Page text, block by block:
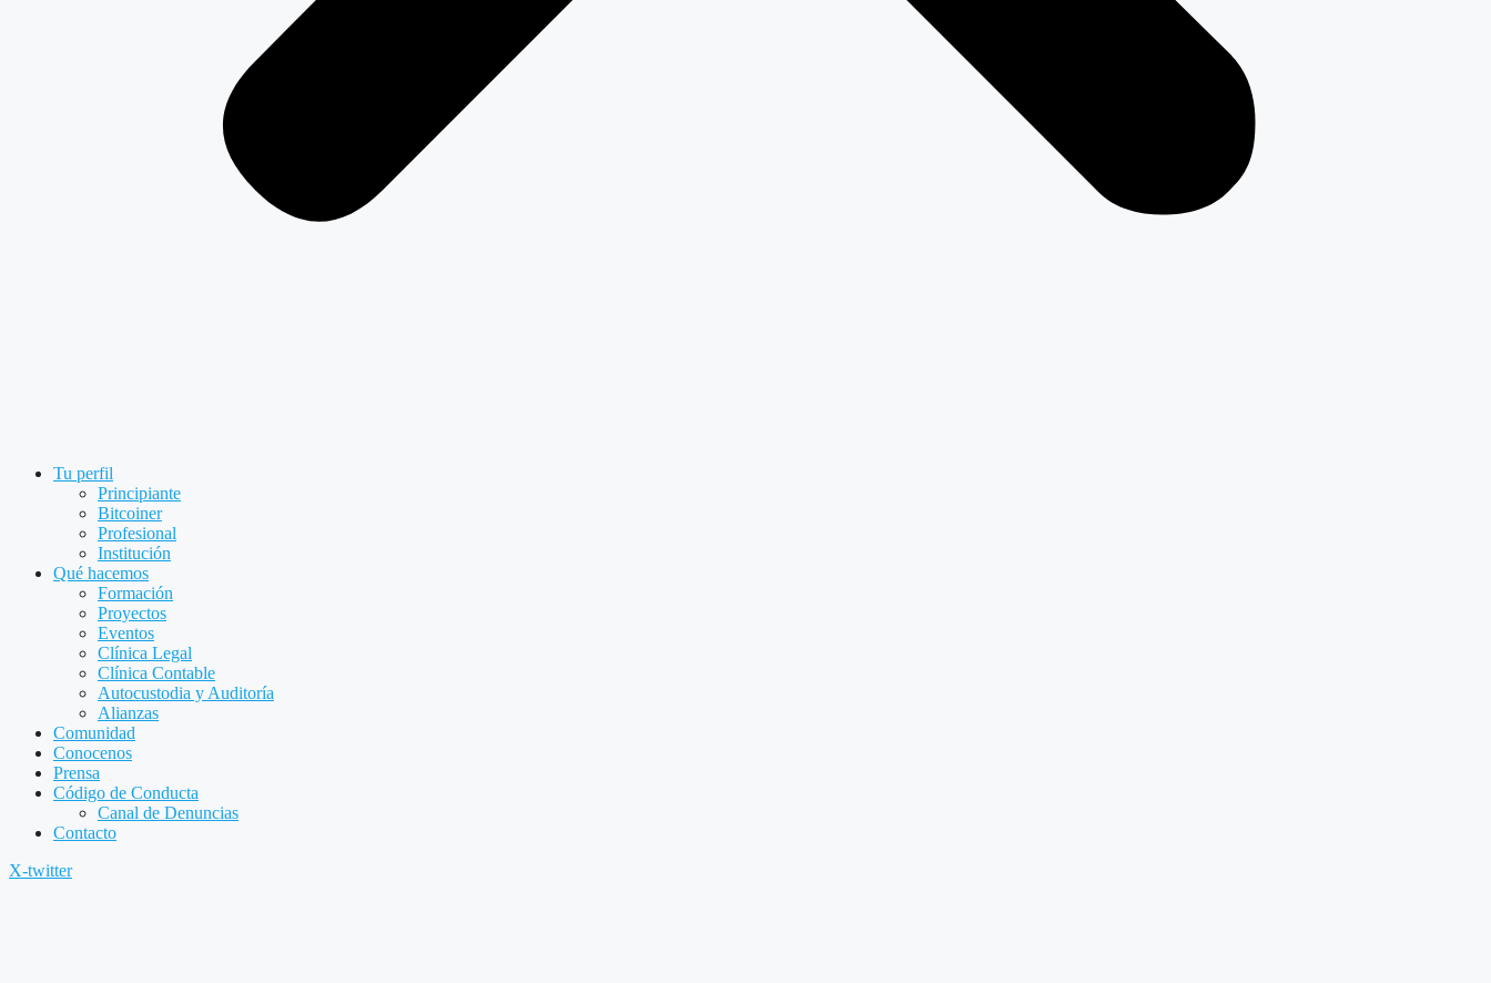
Tu perfil
Principiante
Bitcoiner
Profesional
Institución
Qué hacemos
Formación
Proyectos
Eventos
Clínica Legal
Clínica Contable
Autocustodia y Auditoría
Alianzas
Comunidad
Conocenos
Prensa
Código de Conducta
Canal de Denuncias
Contacto
X-twitter